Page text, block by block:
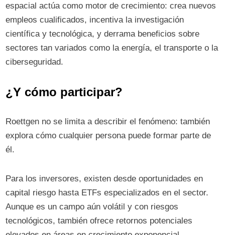
espacial actúa como motor de crecimiento: crea nuevos
empleos cualificados, incentiva la investigación
científica y tecnológica, y derrama beneficios sobre
sectores tan variados como la energía, el transporte o la
ciberseguridad.
¿Y cómo participar?
Roettgen no se limita a describir el fenómeno: también
explora cómo cualquier persona puede formar parte de
él.
Para los inversores, existen desde oportunidades en
capital riesgo hasta ETFs especializados en el sector.
Aunque es un campo aún volátil y con riesgos
tecnológicos, también ofrece retornos potenciales